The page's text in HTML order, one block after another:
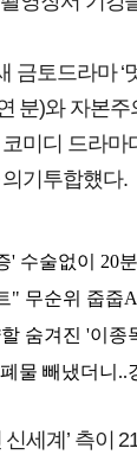
금토드라마 ‘
분)와 자본
미디 드라마
기투합헀다.
세계’ 측이